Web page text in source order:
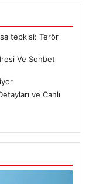
tepkisi: Terör
Ve Sohbet
ve Canlı